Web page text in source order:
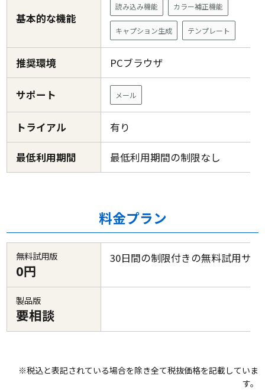
基本的な機能
読み込み機能 カラー補正機能
キャプション生成 テンプレート
推奨環境 PCブラウザ
サポート メール
トライアル 有り
最低利用期間 最低利用期間の制限なし
料金プラン
無料試用版
0円
30日間の制限付きの無料試用サー
製品版
要相談
※税込と表記されている場合を除き全て税抜価格を記載していま
す。